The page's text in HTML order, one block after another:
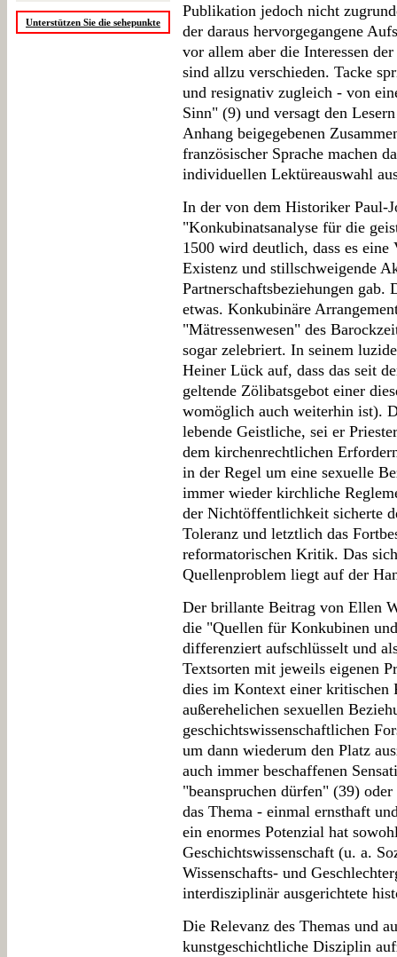
Unterstützen Sie die sehepunkte
Publikation jedoch nicht
der daraus hervorgegangene
vor allem aber die Interessen
sind allzu verschieden. Tacke
und resignativ zugleich - von
Sinn" (9) und versagt den
Anhang beigegebenen
französischer Sprache machen
individuellen Lektüreauswahl
In der von dem Historiker Paul-
"Konkubinatsanalyse für die
1500 wird deutlich, dass es
Existenz und stillschweigende
Partnerschaftsbeziehungen gab.
etwas. Konkubinäre
"Mätressenwesen" des
sogar zelebriert. In seinem
Heiner Lück auf, dass das seit
geltende Zölibatsgebot einer
womöglich auch weiterhin ist).
lebende Geistliche, sei er
dem kirchenrechtlichen
in der Regel um eine sexuelle
immer wieder kirchliche
der Nichtöffentlichkeit sicherte
Toleranz und letztlich das
reformatorischen Kritik. Das
Quellenproblem liegt auf der
Der brillante Beitrag von Ellen
die "Quellen für Konkubinen
differenziert aufschlüsselt und
Textsorten mit jeweils eigenen
dies im Kontext einer kritischen
außerehelichen sexuellen
geschichtswissenschaftlichen
um dann wiederum den Platz
auch immer beschaffenen
"beanspruchen dürfen" (39)
das Thema - einmal ernsthaft
ein enormes Potenzial hat
Geschichtswissenschaft (u. a.
Wissenschafts- und
interdisziplinär ausgerichtete
Die Relevanz des Themas und
kunstgeschichtliche Disziplin